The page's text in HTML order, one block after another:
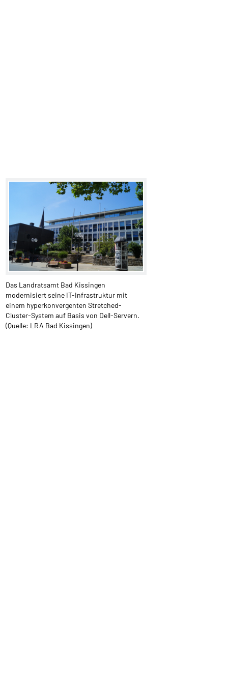
Das Landratsamt Bad Kissingen
modernisiert seine IT-Infrastruktur mit
einem hyperkonvergenten Stretched-
Cluster-System auf Basis von Dell-Servern.
(Quelle: LRA Bad Kissingen)